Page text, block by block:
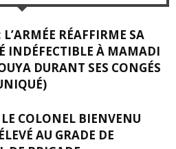
L’ARMÉE RÉAFFIRME SA
INDÉFECTIBLE À MAMADI
DURANT SES CONGÉS
COLONEL BIENVENU
AU GRADE DE